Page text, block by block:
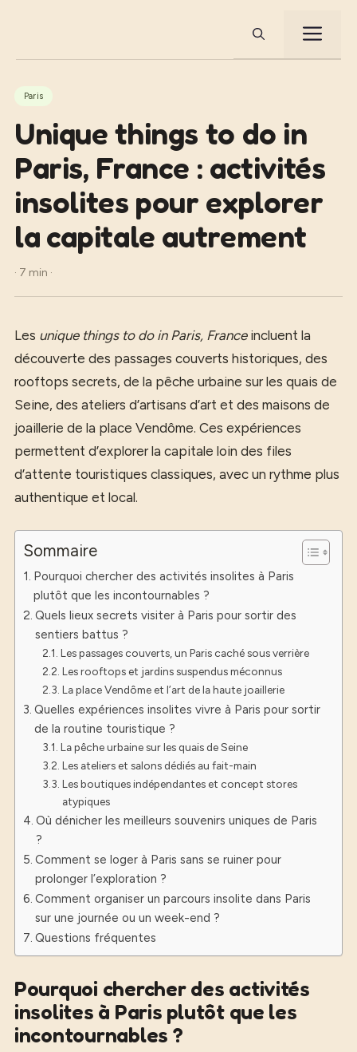
Paris
Unique things to do in
Paris, France : activités
insolites pour explorer
la capitale autrement
· 7 min ·
Les unique things to do in Paris, Franceincluent la
découverte des passages couverts historiques, des
rooftops secrets, de la pêche urbaine sur les quais de
Seine, des ateliers d’artisans d’art et des maisons de
joaillerie de la place Vendôme. Ces expériences
permettent d’explorer la capitale loin des files
d’attente touristiques classiques, avec un rythme plus
authentique et local.
Sommaire
Pourquoi chercher des activités insolites à Paris
plutôt que les incontournables ?
Quels lieux secrets visiter à Paris pour sortir des
sentiers battus ?
Les passages couverts, un Paris caché sous verrière
Les rooftops et jardins suspendus méconnus
La place Vendôme et l’art de la haute joaillerie
Quelles expériences insolites vivre à Paris pour sortir
de la routine touristique ?
La pêche urbaine sur les quais de Seine
Les ateliers et salons dédiés au fait-main
Les boutiques indépendantes et concept stores
atypiques
Où dénicher les meilleurs souvenirs uniques de Paris
?
Comment se loger à Paris sans se ruiner pour
prolonger l’exploration ?
Comment organiser un parcours insolite dans Paris
sur une journée ou un week-end ?
Questions fréquentes
Pourquoi chercher des activités
insolites à Paris plutôt que les
incontournables ?